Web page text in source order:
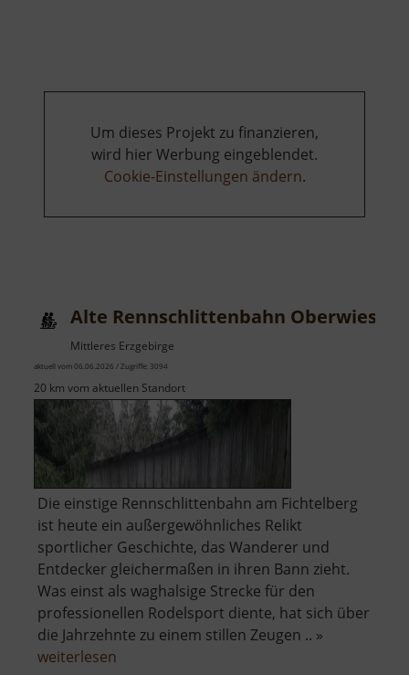
Um dieses Projekt zu finanzieren,
wird hier Werbung eingeblendet.
Cookie-Einstellungen ändern.
Alte Rennschlittenbahn
Mittleres Erzgebirge
aktuell vom 06.06.2026 / Zugriffe: 3094
20 km vom aktuellen Standort
Die einstige Rennschlittenbahn am Fichtelberg
ist heute ein außergewöhnliches Relikt
sportlicher Geschichte, das Wanderer und
Entdecker gleichermaßen in ihren Bann zieht.
Was einst als waghalsige Strecke für den
professionellen Rodelsport diente, hat sich über
die Jahrzehnte zu einem stillen Zeugen .. »
weiterlesen